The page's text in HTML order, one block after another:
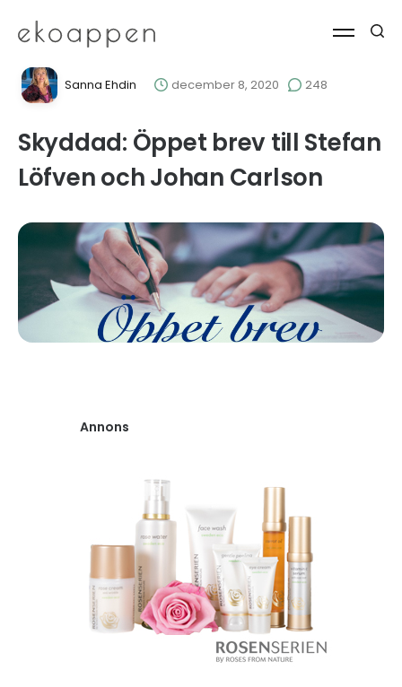
Sanna Ehdin december 8, 2020 248
Skyddad: Öppet brev till Stefan
Löfven och Johan Carlson
Annons